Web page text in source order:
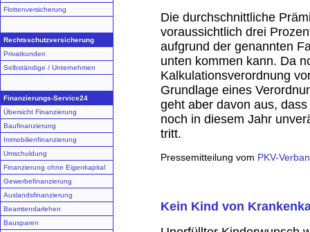
Flottenversicherung
Rechtsschutzversicherung
Privatkunden
Selbständige / Unternehmen
Finanzierungs-Service24
Übersicht Finanzierung
Baufinanzierung
Immobilienfinanzierung
Umschuldung
Finanzierung ohne Eigenkapital
Gewerbefinanzierung
Auslandsfinanzierung
Beamtendarlehen
Bausparen
Die durchschnittliche
voraussichtlich drei
aufgrund der genannten
unten kommen kann. Da
Kalkulationsverordnung
Grundlage eines
geht aber davon aus,
noch in diesem Jahr
tritt.
Pressemitteilung vom PKV-
Kein Kind von